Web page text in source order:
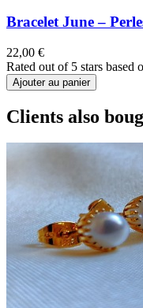
Bracelet June –
22,00 €
Rated out of 5 stars based
Ajouter au panier
Clients also